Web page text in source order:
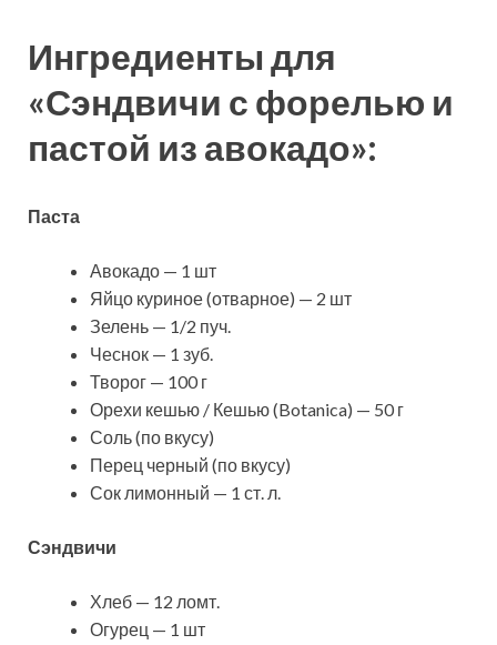
Ингредиенты для
«Сэндвичи с форелью и
пастой из авокадо»:
Паста
Авокадо — 1 шт
Яйцо куриное (отварное) — 2 шт
Зелень — 1/2 пуч.
Чеснок — 1 зуб.
Творог — 100 г
Орехи кешью / Кешью (Botanica) — 50 г
Соль (по вкусу)
Перец черный (по вкусу)
Сок лимонный — 1 ст. л.
Сэндвичи
Хлеб — 12 ломт.
Огурец — 1 шт